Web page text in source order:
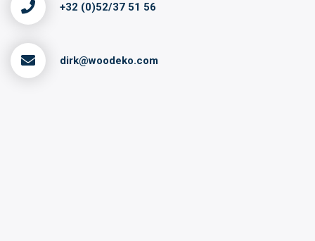
+32 (0)52/37 51 56
dirk@woodeko.com